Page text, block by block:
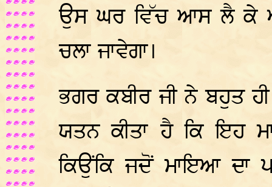
ਉਸ ਘਰ ਵਿੱਚ ਆਸ ਲੈ ਕੇ
ਚਲਾ ਜਾਵੇਗਾ।
ਭਗਰ ਕਬੀਰ ਜੀ ਨੇ ਬਹੁਤ
ਯਤਨ ਕੀਤਾ ਹੈ ਕਿ ਇਹ
ਕਿਉਂਕਿ ਜਦੋਂ ਮਾਇਆ ਦਾ